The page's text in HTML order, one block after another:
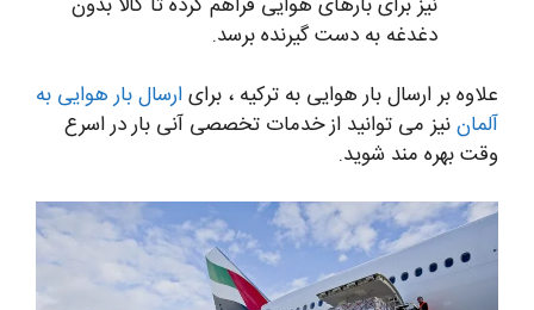
دغدغه به دست گیرنده برسد.
علاوه بر ارسال بار هوایی به ترکیه ، برایارسال بار هوایی به
آلماننیز می توانید از خدمات تخصصی آنی بار در اسرع
وقت بهره مند شوید.